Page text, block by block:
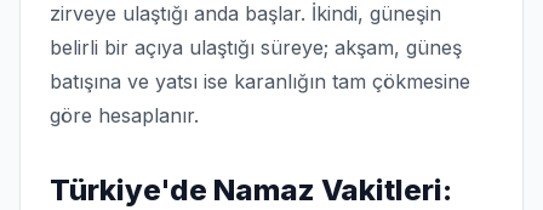
zirveye ulaştığı anda başlar. İkindi, güneşin
belirli bir açıya ulaştığı süreye; akşam, güneş
batışına ve yatsı ise karanlığın tam çökmesine
göre hesaplanır.
Türkiye'de Namaz Vakitleri: